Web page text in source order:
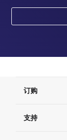
订购
订单支持
支持